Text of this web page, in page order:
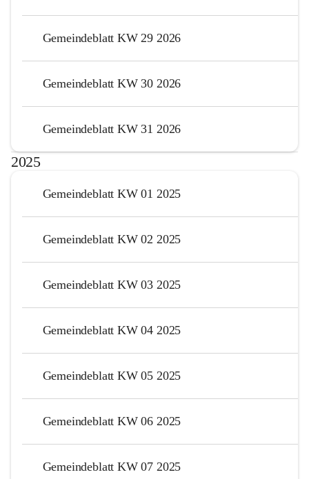
Gemeindeblatt KW 29 2026
Gemeindeblatt KW 30 2026
Gemeindeblatt KW 31 2026
2025
Gemeindeblatt KW 01 2025
Gemeindeblatt KW 02 2025
Gemeindeblatt KW 03 2025
Gemeindeblatt KW 04 2025
Gemeindeblatt KW 05 2025
Gemeindeblatt KW 06 2025
Gemeindeblatt KW 07 2025